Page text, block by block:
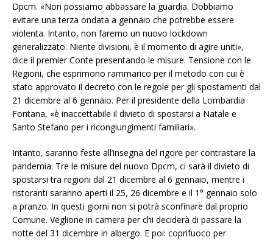
Dpcm. «Non possiamo abbassare la guardia. Dobbiamo
evitare una terza ondata a gennaio che potrebbe essere
violenta. Intanto, non faremo un nuovo lockdown
generalizzato. Niente divisioni, è il momento di agire uniti»,
dice il premier Conte presentando le misure. Tensione con le
Regioni, che esprimono rammarico per il metodo con cui è
stato approvato il decreto con le regole per gli spostamenti dal
21 dicembre al 6 gennaio. Per il presidente della Lombardia
Fontana, «è inaccettabile il divieto di spostarsi a Natale e
Santo Stefano per i ricongiungimenti familiari».
Intanto, saranno feste all’insegna del rigore per contrastare la
pandemia. Tre le misure del nuovo Dpcm, ci sarà il divieto di
spostarsi tra regioni dal 21 dicembre al 6 gennaio, mentre i
ristoranti saranno aperti il 25, 26 dicembre e il 1° gennaio solo
a pranzo. In questi giorni non si potrà sconfinare dal proprio
Comune. Veglione in camera per chi deciderà di passare la
notte del 31 dicembre in albergo. E poi: coprifuoco per